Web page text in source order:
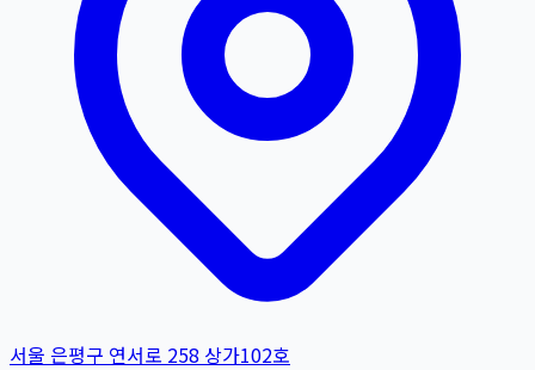
서울 은평구 연서로 258 상가102호